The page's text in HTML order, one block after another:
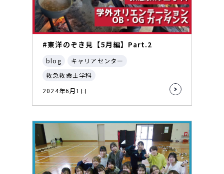
#東洋のぞき見【5月編】Part.2
blog
キャリアセンター
救急救命士学科
2024年6月1日